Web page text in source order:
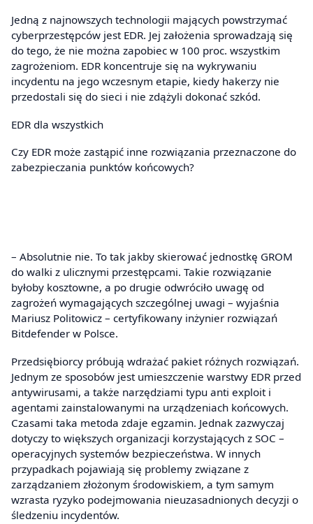
Jedną z najnowszych technologii mających powstrzymać
cyberprzestępców jest EDR. Jej założenia sprowadzają się
do tego, że nie można zapobiec w 100 proc. wszystkim
zagrożeniom. EDR koncentruje się na wykrywaniu
incydentu na jego wczesnym etapie, kiedy hakerzy nie
przedostali się do sieci i nie zdążyli dokonać szkód.
EDR dla wszystkich
Czy EDR może zastąpić inne rozwiązania przeznaczone do
zabezpieczania punktów końcowych?
– Absolutnie nie. To tak jakby skierować jednostkę GROM
do walki z ulicznymi przestępcami. Takie rozwiązanie
byłoby kosztowne, a po drugie odwróciło uwagę od
zagrożeń wymagających szczególnej uwagi – wyjaśnia
Mariusz Politowicz – certyfikowany inżynier rozwiązań
Bitdefender w Polsce.
Przedsiębiorcy próbują wdrażać pakiet różnych rozwiązań.
Jednym ze sposobów jest umieszczenie warstwy EDR przed
antywirusami, a także narzędziami typu anti exploit i
agentami zainstalowanymi na urządzeniach końcowych.
Czasami taka metoda zdaje egzamin. Jednak zazwyczaj
dotyczy to większych organizacji korzystających z SOC –
operacyjnych systemów bezpieczeństwa. W innych
przypadkach pojawiają się problemy związane z
zarządzaniem złożonym środowiskiem, a tym samym
wzrasta ryzyko podejmowania nieuzasadnionych decyzji o
śledzeniu incydentów.